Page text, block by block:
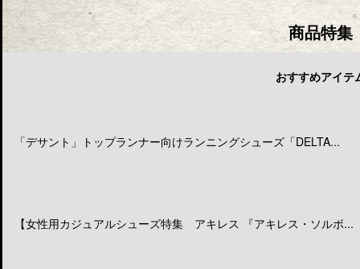
商品特集
おすすめアイテ
「デサント」トップランナー向けランニングシューズ「DELTA...
【女性用カジュアルシューズ特集 アキレス 『アキレス・ソルボ...